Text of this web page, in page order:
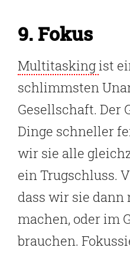
9. Fokus
Multitaskingist
schlimmsten
Gesellschaft. Der
Dinge schneller
wir sie alle
ein Trugschluss.
dass wir sie
machen, oder im
brauchen.